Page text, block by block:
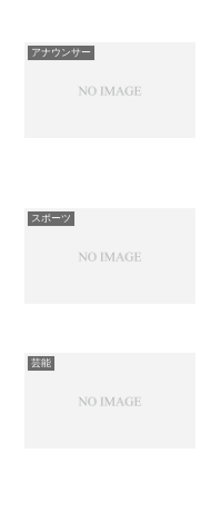
アナウンサー
スポーツ
芸能